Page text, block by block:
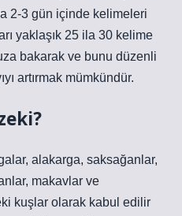
2-3 gün içinde kelimeleri
yaklaşık 25 ila 30 kelime
bakarak ve bunu düzenli
artırmak mümkündür.
alakarga, saksağanlar,
makavlar ve
kuşlar olarak kabul edilir